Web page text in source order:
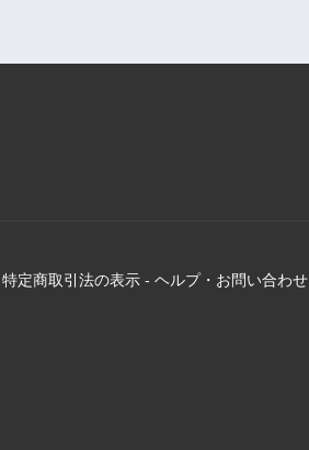
特定商取引法の表示 - ヘルプ・お問い合わせ